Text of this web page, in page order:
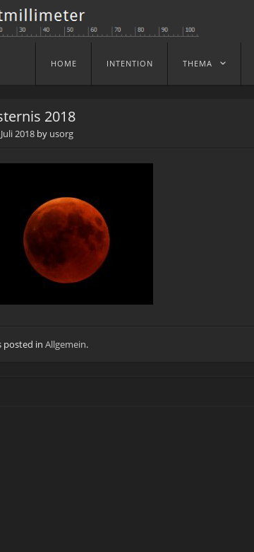
Menu
Skip to content
HOME INTENTION THEMA
2018
2018 by usorg
posted in Allgemein.